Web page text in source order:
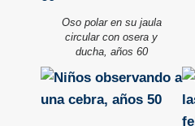
Oso polar en su jaula
circular con osera y
ducha, años 60